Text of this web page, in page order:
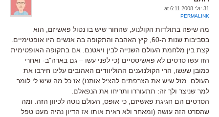
31 יולי 2008 at 6:11
PERMALINK
מה שיפה בתולדות הקולנוע, שהחור שיש בו נטול פאשיזם, הוא
בסביבות שנות ה-60, קיץ האהבה והתקופה בה אנשים היו אופטימיים.
קצת בין מלחמת העולם השנייה לבין ויאטנם. אם בתקופה האופטימית
הזו עשו סרטים לא פאשיסטיים (כי לפני עשו – גם בארה"ב- ואחרי
כמובן שעשו, הרי הקולנוענים ההוליוודים האהובים עלינו חירבו את
העולם. מזל שיש את הצרפתים להציל אותנו) אז כל מה שיש לי לומר
למר שניצר ולך זה: תתעוררו ותריחו את הנפאלם.
הסרטים הם חגיגת פאשיזם, כי אופס, העולם נוטה לכיוון הזה. ומה
שהסרט הזה עושה (ומאחר ולא ראית אותו אז הדיון נהיה מעט טפל